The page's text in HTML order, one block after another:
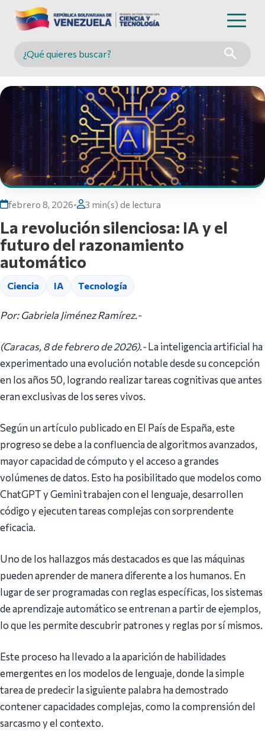
Buscar en MINCYT
febrero 8, 2026• 3 min(s) de lectura
La revolución silenciosa: IA y el
futuro del razonamiento
automático
Ciencia IA Tecnología
Por: Gabriela Jiménez Ramírez.-
(Caracas, 8 de febrero de 2026).-La inteligencia artificial ha
experimentado una evolución notable desde su concepción
en los años 50, logrando realizar tareas cognitivas que antes
eran exclusivas de los seres vivos.
Según un artículo publicado en El País de España, este
progreso se debe a la confluencia de algoritmos avanzados,
mayor capacidad de cómputo y el acceso a grandes
volúmenes de datos. Esto ha posibilitado que modelos como
ChatGPT y Gemini trabajen con el lenguaje, desarrollen
código y ejecuten tareas complejas con sorprendente
eficacia.
Uno de los hallazgos más destacados es que las máquinas
pueden aprender de manera diferente a los humanos. En
lugar de ser programadas con reglas específicas, los sistemas
de aprendizaje automático se entrenan a partir de ejemplos,
lo que les permite descubrir patrones y reglas por sí mismos.
Este proceso ha llevado a la aparición de habilidades
emergentes en los modelos de lenguaje, donde la simple
tarea de predecir la siguiente palabra ha demostrado
contener capacidades complejas, como la comprensión del
sarcasmo y el contexto.